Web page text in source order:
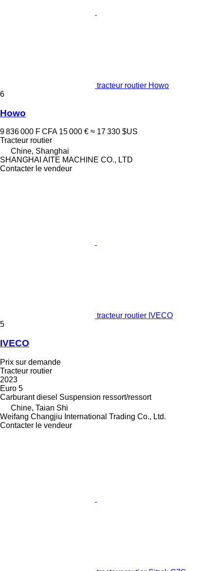
tracteur routier Howo
6
Howo
9 836 000 F CFA 15 000 € ≈ 17 330 $US
Tracteur routier
Chine, Shanghai
SHANGHAI AITE MACHINE CO., LTD
Contacter le vendeur
tracteur routier IVECO
5
IVECO
Prix sur demande
Tracteur routier
2023
Euro 5
Carburant diesel Suspension ressort/ressort
Chine, Taian Shi
Weifang Changjiu International Trading Co., Ltd.
Contacter le vendeur